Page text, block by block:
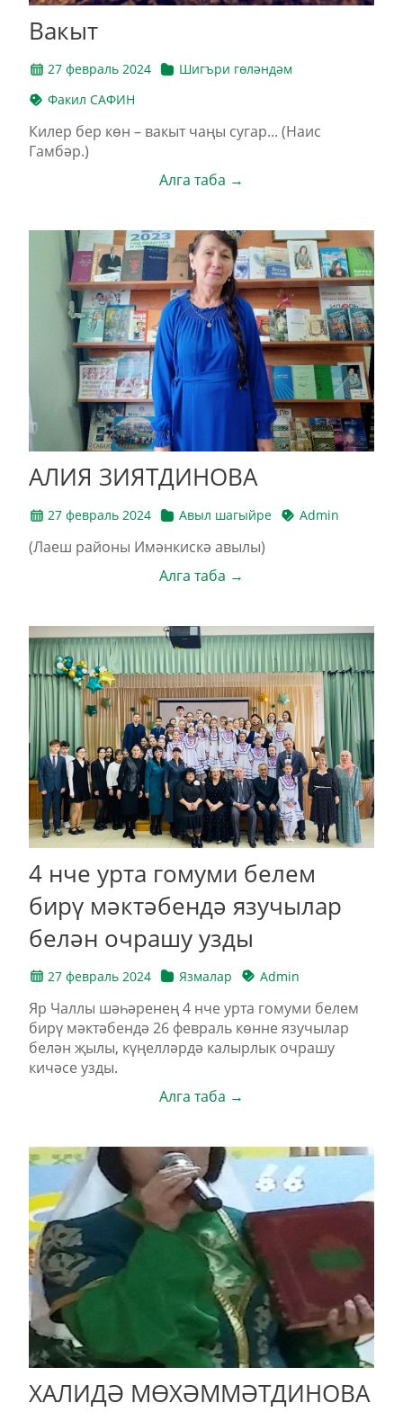
Вакыт
27 февраль 2024
Шигъри гөләндәм
Факил САФИН
Килер бер көн – вакыт чаңы сугар... (Наис
Гамбәр.)
Алга таба →
АЛИЯ ЗИЯТДИНОВА
27 февраль 2024 Авыл шагыйре Admin
(Лаеш районы Имәнкискә авылы)
Алга таба →
4 нче урта гомуми белем
бирү мәктәбендә язучылар
белән очрашу узды
27 февраль 2024 Язмалар Admin
Яр Чаллы шәһәренең 4 нче урта гомуми белем
бирү мәктәбендә 26 февраль көнне язучылар
белән җылы, күңелләрдә калырлык очрашу
кичәсе узды.
Алга таба →
ХАЛИДӘ МӨХӘММӘТДИНОВА